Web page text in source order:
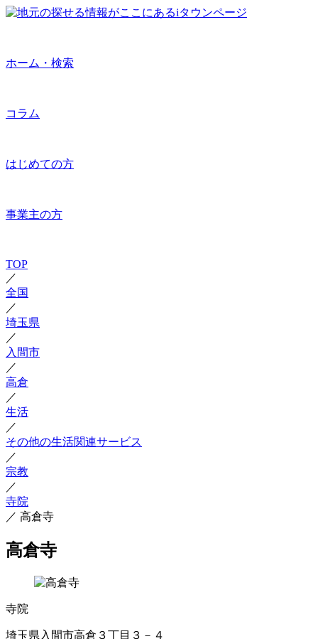
ホーム・検索
コラム
はじめての方
事業主の方
TOP
／
全国
／
埼玉県
／
入間市
／
高倉
／
生活
／
その他の生活関連サービス
／
宗教
／
寺院
／ 高倉寺
高倉寺
寺院
埼玉県入間市高倉３丁目３－４